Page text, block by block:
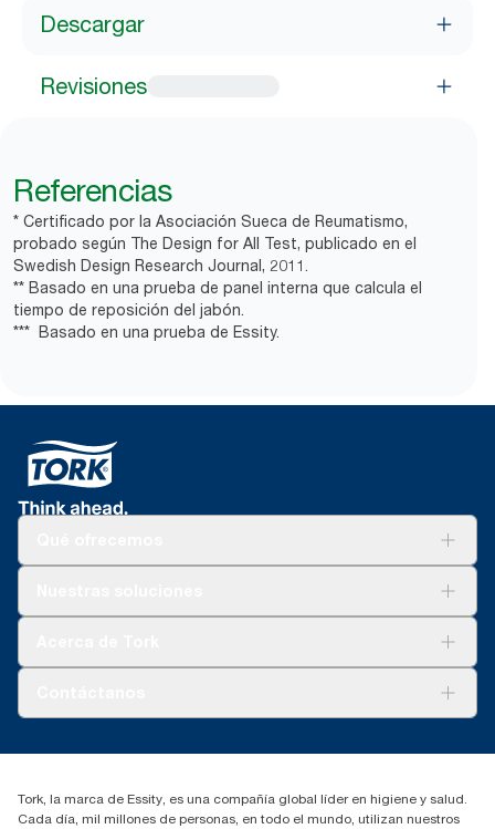
Descargar
Revisiones
Referencias
* Certificado por la Asociación Sueca de Reumatismo,
probado según The Design for All Test, publicado en el
Swedish Design Research Journal, 2011.
** Basado en una prueba de panel interna que calcula el
tiempo de reposición del jabón.
*** Basado en una prueba de Essity.
91 657 84 00
Tork, la marca de Essity, es una compañía global líder en higiene y salud.
Cada día, mil millones de personas, en todo el mundo, utilizan nuestros